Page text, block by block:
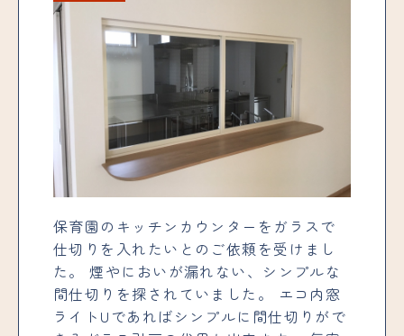
保育園のキッチンカウンターをガラスで
仕切りを入れたいとのご依頼を受けまし
た。 煙やにおいが漏れない、シンプルな
間仕切りを探されていました。 エコ内窓
ライトUであればシンプルに間仕切りがで